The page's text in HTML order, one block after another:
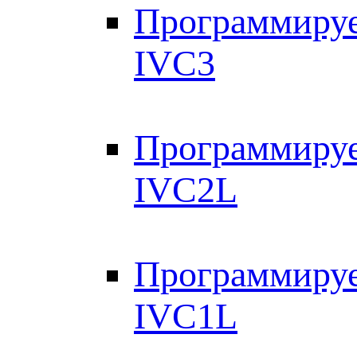
IVC3
IVC2L
IVC1L